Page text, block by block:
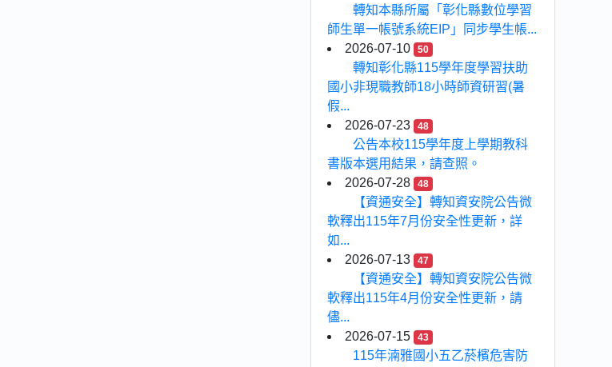
轉知本縣所屬「彰化縣數位學習
師生單一帳號系統EIP」同步學生帳...
2026-07-10
50
轉知彰化縣115學年度學習扶助
國小非現職教師18小時師資研習(暑
假...
2026-07-23
48
公告本校115學年度上學期教科
書版本選用結果，請查照。
2026-07-28
48
【資通安全】轉知資安院公告微
軟釋出115年7月份安全性更新，詳
如...
2026-07-13
47
【資通安全】轉知資安院公告微
軟釋出115年4月份安全性更新，請
儘...
2026-07-15
43
115年湳雅國小五乙菸檳危害防